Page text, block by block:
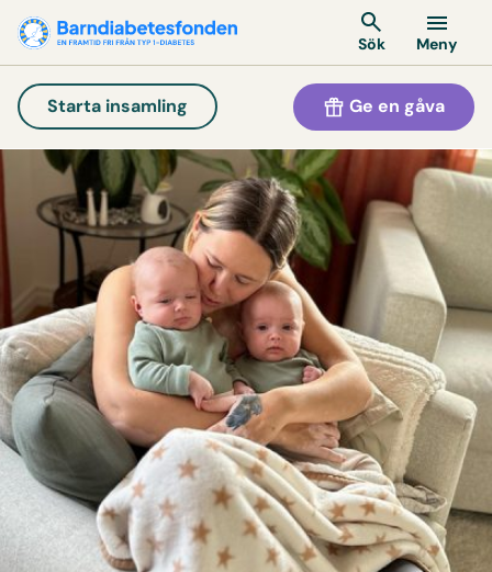
Sök Meny
Starta insamling Ge en gåva